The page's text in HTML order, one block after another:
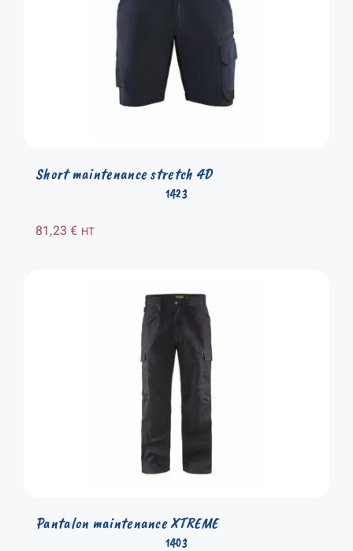
1423
Short maintenance stretch 4D
81,23€ HT
1403
Pantalon maintenance XTREME